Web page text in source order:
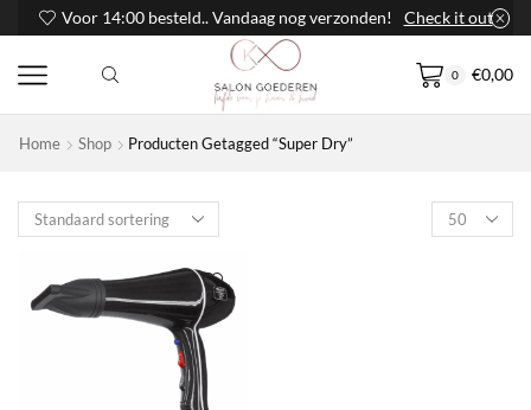
Voor 14:00 besteld.. Vandaag nog verzonden! Check it out
0 €0,00
Home Shop Producten Getagged “Super Dry”
Products
per